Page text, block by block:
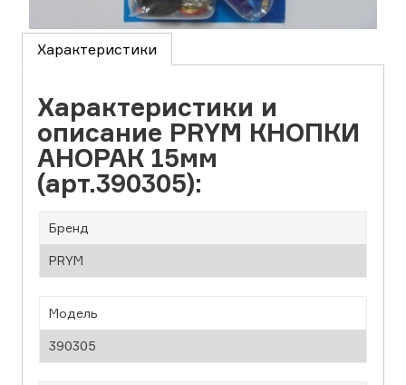
Характеристики
Характеристики и
описание PRYM КНОПКИ
АНОРАК 15мм
(арт.390305):
Бренд
PRYM
Модель
390305